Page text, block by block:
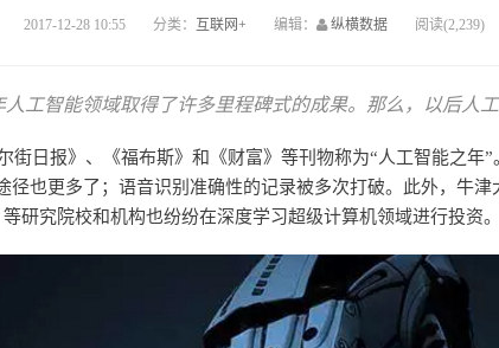
2017-12-28 10:55 分类： 互联网+ 编辑： 纵横数据 阅读(2,239)
人工智能领域取得了许多里程碑式的成果。那么，以后人
街日报》、《福布斯》和《财富》等刊物称为“人工智能之年
径也更多了；语音识别准确性的记录被多次打破。此外，牛
等研究院校和机构也纷纷在深度学习超级计算机领域进行投资。